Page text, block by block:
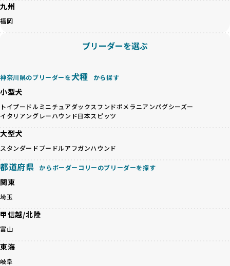
さらに、こうした評価結果は透明性を持って公開されている
ため、どのブリーダーを選んでも安心して子犬をお迎えいた
徹底した透明性こそが、BreederFamiliesの大きな特徴で
BreederFamiliesは、ペット業界が抱える命の大量生産・大
量販売、負担の大きい流通構造、劣悪な飼育環境といった課
題に真摯に向き合っています。優良ブリーダーとの直接取引
を促進することで、無駄な命の消費を減らし、命を大切にす
る社会の実現を目指しています。
人へ寄付しています。多くのペット販売業者が、動物福祉へ
の取り組みが不十分であることを理由に寄付を断られる中、
ます。この活動により、保護が必要なワンちゃんの救済や保
護活動の支援にも貢献しています。
でなく、すべてのワンちゃんに優しい未来を創るための大き
な一歩です。ユーザーの皆さんがBreederFamiliesを通じて
支えることができます。
ペットショップやオークションを介さずに直接飼い主に渡す
ことを大切にしています。また、彼らはお迎え先を自身で確
認し、ワンちゃんが安心して暮らせる環境を整えるために直
一方で、営利優先ブリーダーは、広範囲に販売するためにペ
を軽視しがちです。
「ペットショップ等を使わない」の詳細はこちら
近年、「小さくて可愛い」「珍しい毛色」という見た目の特
徴が人気を集め、高値で取引されることが多くなっていま
くありません。極小サイズは骨や心臓に負担がかかりやす
く、レアカラーには遺伝疾患のリスクが高まることがありま
営利優先ブリーダーは、このような流行や需要に応じて無理
な繁殖を行いがちです。小柄な母犬を繁殖に多用して体に負
担をかけたり、子犬を小さく見せるために食事を減らすな
ど、健康を犠牲にした管理がされることもあります。このよ
うな方法では、ワンちゃんの免疫力や体力が低下し、飼い主
にとっても将来的な医療費やケアの負担が増える恐れがあり
ます。
優良ブリーダーは、こうした流行に流されず、ワンちゃんの
健康を最優先に考えています。特に小さいワンちゃんやレア
九州
福岡
ブリーダーを選ぶ
神奈川県のブリーダーを犬種 から探す
小型犬
トイプードル ミニチュアダックスフンドポメラニアンパグシーズー
イタリアングレーハウンド日本スピッツ
大型犬
スタンダードプードルアフガンハウンド
都道府県 からボーダーコリーのブリーダーを探す
関東
埼玉
甲信越/北陸
富山
東海
岐阜